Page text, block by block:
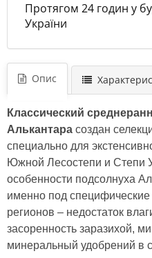
Протягом 24 годин у
України
Опис
Классический
Алькантара создан
специально для
Южной Лесостепи и Степи
особенности подсолнуха
именно под специфические
регионов – недостаток
засоренность заразихой,
минеральный удобрений в